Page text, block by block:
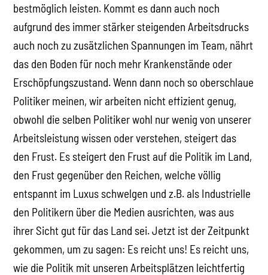
bestmöglich leisten. Kommt es dann auch noch
aufgrund des immer stärker steigenden Arbeitsdrucks
auch noch zu zusätzlichen Spannungen im Team, nährt
das den Boden für noch mehr Krankenstände oder
Erschöpfungszustand. Wenn dann noch so oberschlaue
Politiker meinen, wir arbeiten nicht effizient genug,
obwohl die selben Politiker wohl nur wenig von unserer
Arbeitsleistung wissen oder verstehen, steigert das
den Frust. Es steigert den Frust auf die Politik im Land,
den Frust gegenüber den Reichen, welche völlig
entspannt im Luxus schwelgen und z.B. als Industrielle
den Politikern über die Medien ausrichten, was aus
ihrer Sicht gut für das Land sei. Jetzt ist der Zeitpunkt
gekommen, um zu sagen: Es reicht uns! Es reicht uns,
wie die Politik mit unseren Arbeitsplätzen leichtfertig